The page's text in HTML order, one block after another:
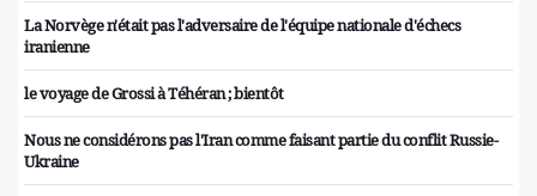
La Norvège n'était pas l'adversaire de l'équipe nationale d'échecs
iranienne
le voyage de Grossi à Téhéran ; bientôt
Nous ne considérons pas l'Iran comme faisant partie du conflit Russie-
Ukraine